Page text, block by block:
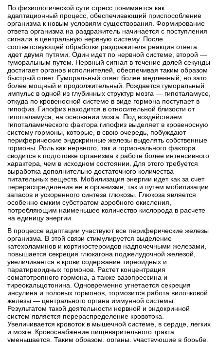
По физиологической сути стресс понимается как
адаптационный процесс, обеспечивающий приспособление
организма к новым условиям существования. Формирование
ответа организма на раздражитель начинается с поступления
сигнала в центральную нервную систему. После
соответствующей обработки раздражителя реакция ответа
идет двумя путями. Один идет по нервной системе, второй —
гуморальным путем. Нервный сигнал в течение долей секунды
достигает органов исполнителей, обеспечивая таким образом
быстрый ответ. Гуморальный ответ более медленный, но зато
более мощный и продолжительный. Рождается гуморальный
импульс в одной из глубинных структур мозга — гипоталамусе,
откуда по кровеносной системе в виде гормона поступает в
гипофиз. Гипофиз находится в относительной близости от
гипоталамуса, на основании мозга. Под воздействием
гипоталамического фактора гипофиз выделяет в кровеносную
систему гормоны, которые, в свою очередь, побуждают
периферические эндокринные железы выделять собственные
гормоны. Роль как нервного, так и гормонального фактора
сводится к подготовке организма к работе более интенсивного
характера, чем в исходном состоянии. Для этого требуется
выработка дополнительно достаточного количества
питательных веществ. Мобилизация энергии идет как за счет
перераспределения ее в организме, так и путем мобилизации
запасов и ускоренного синтеза глюкозы. Глюкоза является
особенно емким субстратом аэробного окисления,
потребляющим наименьшее количество кислорода в расчете
на единицу энергии.
В процессе адаптации участвуют все периферические железы
организма. В этой связи стимулируется выделение
катехоламинов и кортикостероидов надпочечными железами,
повышается секреция глюкагона поджелудочной железой,
увеличивается в крови содержание тиреоидных и
паратиреоидных гормонов. Растет концентрация
соматотропного гормона, а также вазопрессина и
тиреокальцотонина. Одновременно угнетается секреция
инсулина и половых гормонов, тормозится работа вилочковой
железы — центрального органа иммунной системы.
Результатом такой деятельности нервной и эндокринной
систем является перераспределение кровотока.
Увеличивается кровоток в мышечной системе, в сердце, легких
и мозге. Кровоснабжение пищеварительного тракта
уменьшается. Таким образом, органы, участвующие в борьбе,